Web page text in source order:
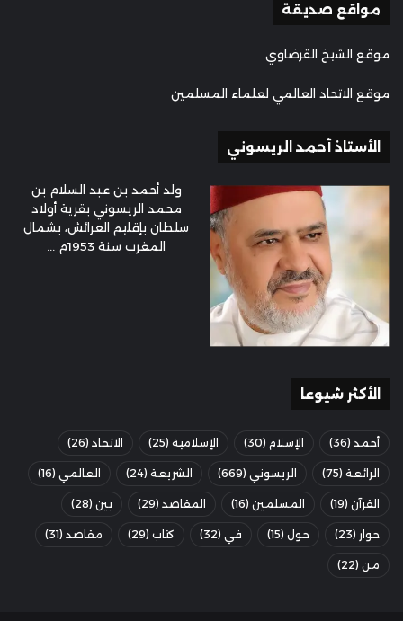
مواقع صديقة
موقع الشيخ القرضاوي
موقع الاتحاد العالمي لعلماء المسلمين
الأستاذ أحمد الريسوني
ولد أحمد بن عبد السلام بن
محمد الريسوني بقرية أولاد
سلطان بإقليم العرائش، بشمال
المغرب سنة 1953م ...
الأكثر شيوعا
أحمد (36) الإسلام (30) الإسلامية (25) الاتحاد (26)
الرائعة (75) الريسوني (669) الشريعة (24) العالمي (16)
القرآن (19) المسلمين (16) المقاصد (29) بين (28)
حوار (23) حول (15) في (32) كتاب (29) مقاصد (31)
من (22)